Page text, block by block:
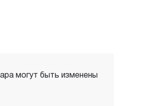
могут быть изменены